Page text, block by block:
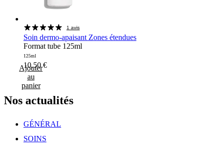
1 avis
Soin dermo-apaisant Zones étendues
Format tube 125ml
125ml
10,50€
Ajouter
au
panier
Nos actualités
GÉNÉRAL
SOINS